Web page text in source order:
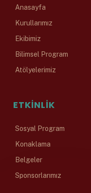
Anasayfa
Kurullarımız
Ekibimiz
Bilimsel Program
Atölyelerimiz
ETKINLIK
Sosyal Program
Konaklama
Belgeler
Sponsorlarımız